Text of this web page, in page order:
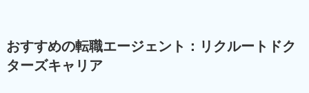
おすすめの転職エージェント：リクルートドク
ターズキャリア